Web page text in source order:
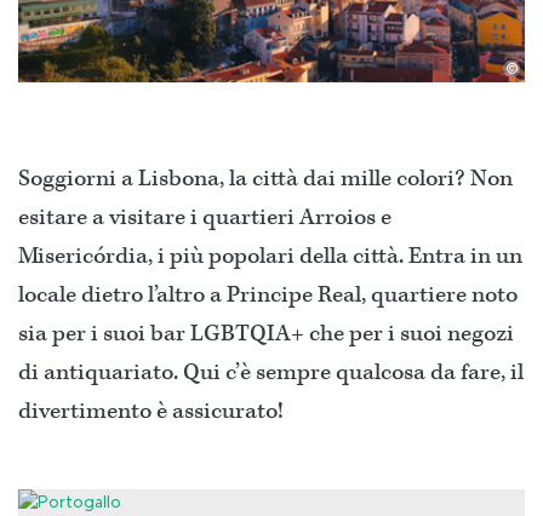
©
Soggiorni a Lisbona, la città dai mille colori? Non
esitare a visitare i quartieri Arroios e
Misericórdia, i più popolari della città. Entra in un
locale dietro l’altro a Principe Real, quartiere noto
sia per i suoi bar LGBTQIA+ che per i suoi negozi
di antiquariato. Qui c’è sempre qualcosa da fare, il
divertimento è assicurato!